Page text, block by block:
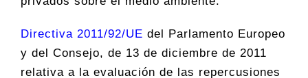
Directiva 2011/92/UE del Parlamento Europeo
y del Consejo, de 13 de diciembre de 2011
relativa a la evaluación de las repercusiones